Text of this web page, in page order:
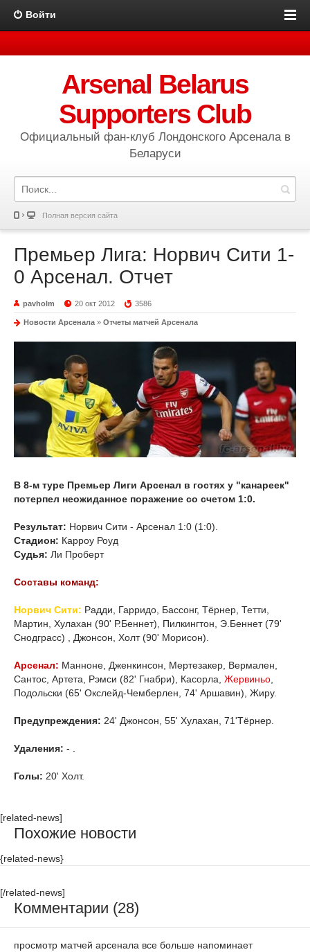
Войти
Arsenal Belarus
Supporters Club
Официальный фан-клуб Лондонского Арсенала в
Беларуси
Полная версия сайта
Премьер Лига: Норвич Сити 1-
0 Арсенал. Отчет
pavholm 20 окт 2012 3586
Новости Арсенала » Отчеты матчей Арсенала
В 8-м туре Премьер Лиги Арсенал в гостях у "канареек"
потерпел неожиданное поражение со счетом 1:0.
Результат: Норвич Сити - Арсенал 1:0 (1:0).
Стадион: Карроу Роуд
Судья: Ли Проберт
Составы команд:
Норвич Сити: Радди, Гарридо, Бассонг, Тёрнер, Тетти,
Мартин, Хулахан (90' Р.Беннет), Пилкингтон, Э.Беннет (79'
Снодграсс) , Джонсон, Холт (90' Морисон).
Арсенал: Манноне, Дженкинсон, Мертезакер, Вермален,
Сантос, Артета, Рэмси (82' Гнабри), Касорла, Жервиньо,
Подольски (65' Окслейд-Чемберлен, 74' Аршавин), Жиру.
Предупреждения: 24' Джонсон, 55' Хулахан, 71'Тёрнер.
Удаления: - .
Голы: 20' Холт.
[related-news]
Похожие новости
{related-news}
[/related-news]
Комментарии (28)
просмотр матчей арсенала все больше напоминает